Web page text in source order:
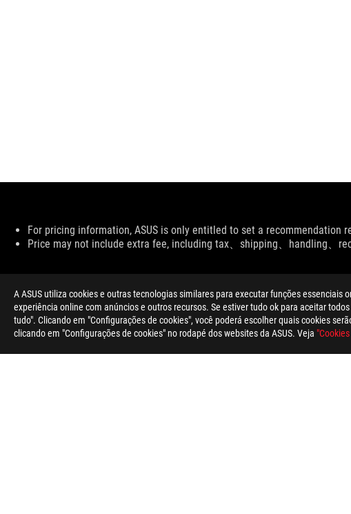
A ASUS utiliza cookies e outras tecnologias similares para executar funções essenciais
experiência online com anúncios e outros recursos. Se estiver tudo ok para aceitar
tudo". Clicando em "Configurações de cookies", você poderá escolher quais cookies
clicando em "Configurações de cookies" no rodapé dos websites da ASUS. Veja
Disclaimer
For pricing information, ASUS is only entitled to set a
Price may not include extra fee, including tax、shipping、handling、
ASUS